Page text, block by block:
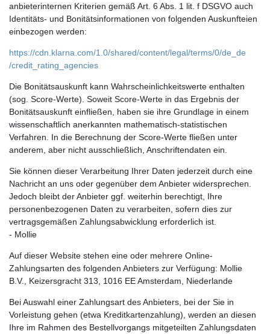
anbieterinternen Kriterien gemäß Art. 6 Abs. 1 lit. f DSGVO auch
Identitäts- und Bonitätsinformationen von folgenden Auskunfteien
einbezogen werden:
https://cdn.klarna.com/1.0/shared/content/legal/terms/0/de_de
/credit_rating_agencies
Die Bonitätsauskunft kann Wahrscheinlichkeitswerte enthalten
(sog. Score-Werte). Soweit Score-Werte in das Ergebnis der
Bonitätsauskunft einfließen, haben sie ihre Grundlage in einem
wissenschaftlich anerkannten mathematisch-statistischen
Verfahren. In die Berechnung der Score-Werte fließen unter
anderem, aber nicht ausschließlich, Anschriftendaten ein.
Sie können dieser Verarbeitung Ihrer Daten jederzeit durch eine
Nachricht an uns oder gegenüber dem Anbieter widersprechen.
Jedoch bleibt der Anbieter ggf. weiterhin berechtigt, Ihre
personenbezogenen Daten zu verarbeiten, sofern dies zur
vertragsgemäßen Zahlungsabwicklung erforderlich ist.
- Mollie
Auf dieser Website stehen eine oder mehrere Online-
Zahlungsarten des folgenden Anbieters zur Verfügung: Mollie
B.V., Keizersgracht 313, 1016 EE Amsterdam, Niederlande
Bei Auswahl einer Zahlungsart des Anbieters, bei der Sie in
Vorleistung gehen (etwa Kreditkartenzahlung), werden an diesen
Ihre im Rahmen des Bestellvorgangs mitgeteilten Zahlungsdaten